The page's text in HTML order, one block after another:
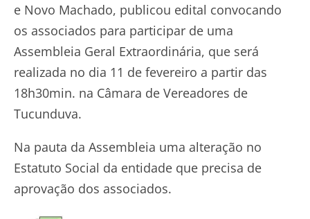
e Novo Machado, publicou edital convocando
os associados para participar de uma
Assembleia Geral Extraordinária, que será
realizada no dia 11 de fevereiro a partir das
18h30min. na Câmara de Vereadores de
Tucunduva.
Na pauta da Assembleia uma alteração no
Estatuto Social da entidade que precisa de
aprovação dos associados.